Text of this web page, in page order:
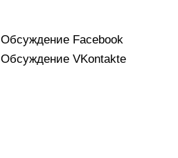
Обсуждение Facebook
Обсуждение VKontakte